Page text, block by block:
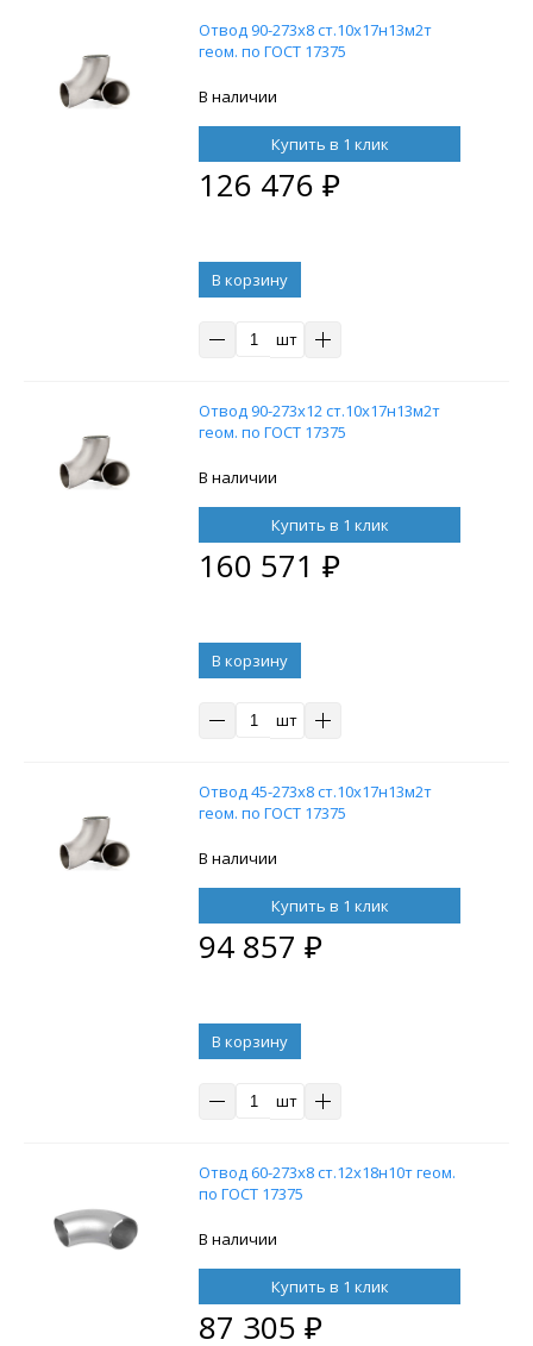
Отвод 90-273х8 ст.10х17н13м2т
геом. по ГОСТ 17375
В наличии
Купить в 1 клик
126 476 ₽
В корзину
шт
Отвод 90-273х12 ст.10х17н13м2т
геом. по ГОСТ 17375
В наличии
Купить в 1 клик
160 571 ₽
В корзину
шт
Отвод 45-273х8 ст.10х17н13м2т
геом. по ГОСТ 17375
В наличии
Купить в 1 клик
94 857 ₽
В корзину
шт
Отвод 60-273х8 ст.12х18н10т геом.
по ГОСТ 17375
В наличии
Купить в 1 клик
87 305 ₽